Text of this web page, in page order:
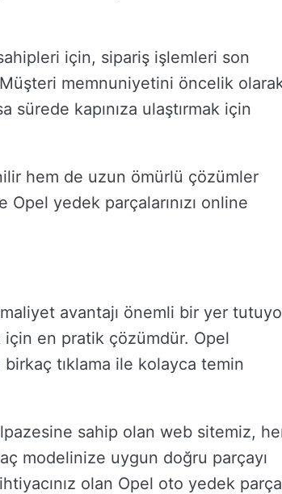
için, sipariş işlemleri son
memnuniyetini öncelik
kapınıza ulaştırmak için
hem de uzun ömürlü çözümler
yedek parçalarınızı online
avantajı önemli bir yer
için en pratik çözümdür. Opel
tıklama ile kolayca temin
sahip olan web sitemiz,
modelinize uygun doğru parçayı
olan Opel oto yedek parça